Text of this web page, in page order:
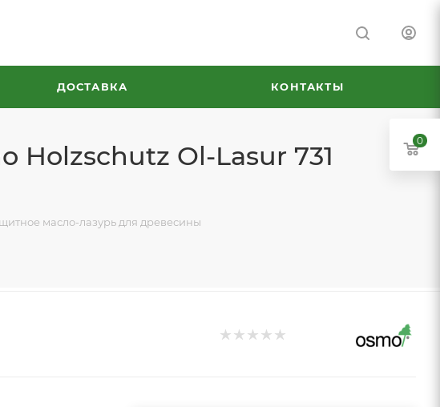
ДОСТАВКА КОНТАКТЫ
Holzschutz Ol-Lasur 731
масло-лазурь для древесины
0